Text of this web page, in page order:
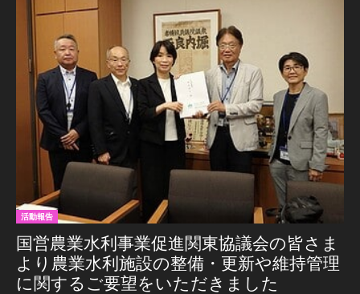
活動報告
国営農業水利事業促進関東協議会の皆さま
より農業水利施設の整備・更新や維持管理
に関するご要望をいただきました